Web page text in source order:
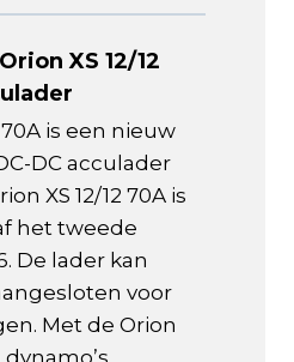
XS 12/12
70A is een nieuw
DC acculader
XS 12/12 70A is
het tweede
De lader kan
voor
Met de Orion